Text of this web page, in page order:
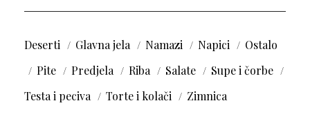
Deserti Glavna jela Namazi Napici
Ostalo
Pite
Predjela Riba Salate
Supe i čorbe
Testa i peciva
Torte i kolači Zimnica